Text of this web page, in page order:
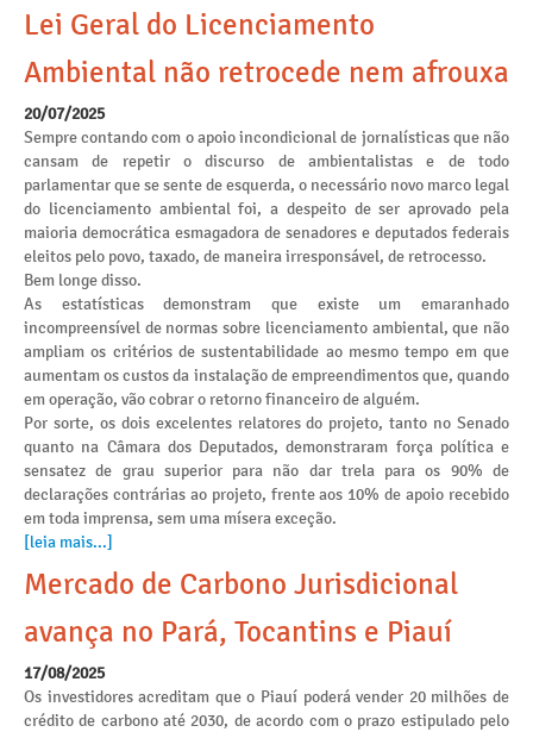
Lei Geral do Licenciamento
Ambiental não retrocede nem afrouxa
20/07/2025
Sempre contando com o apoio incondicional de jornalísticas que não
cansam de repetir o discurso de ambientalistas e de todo
parlamentar que se sente de esquerda, o necessário novo marco legal
do licenciamento ambiental foi, a despeito de ser aprovado pela
maioria democrática esmagadora de senadores e deputados federais
eleitos pelo povo, taxado, de maneira irresponsável, de retrocesso.
Bem longe disso.
As estatísticas demonstram que existe um emaranhado
incompreensível de normas sobre licenciamento ambiental, que não
ampliam os critérios de sustentabilidade ao mesmo tempo em que
aumentam os custos da instalação de empreendimentos que, quando
em operação, vão cobrar o retorno financeiro de alguém.
Por sorte, os dois excelentes relatores do projeto, tanto no Senado
quanto na Câmara dos Deputados, demonstraram força política e
sensatez de grau superior para não dar trela para os 90% de
declarações contrárias ao projeto, frente aos 10% de apoio recebido
em toda imprensa, sem uma mísera exceção.
[leia mais...]
Mercado de Carbono Jurisdicional
avança no Pará, Tocantins e Piauí
17/08/2025
Os investidores acreditam que o Piauí poderá vender 20 milhões de
crédito de carbono até 2030, de acordo com o prazo estipulado pelo